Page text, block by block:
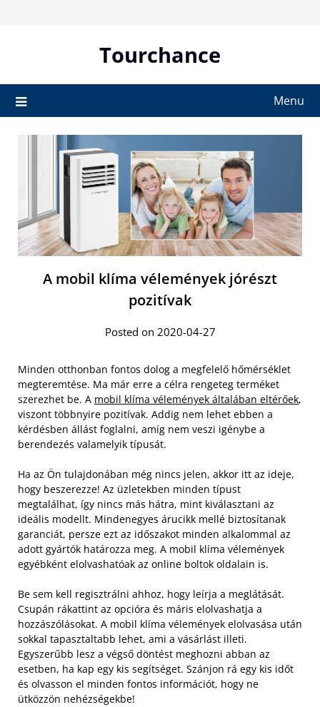
Tourchance
Menu
A mobil klíma vélemények jórészt
pozitívak
Posted on 2020-04-27
Minden otthonban fontos dolog a megfelelő hőmérséklet
megteremtése. Ma már erre a célra rengeteg terméket
szerezhet be. A mobil klíma vélemények általában eltérőek,
viszont többnyire pozitívak. Addig nem lehet ebben a
kérdésben állást foglalni, amíg nem veszi igénybe a
berendezés valamelyik típusát.
Ha az Ön tulajdonában még nincs jelen, akkor itt az ideje,
hogy beszerezze! Az üzletekben minden típust
megtalálhat, így nincs más hátra, mint kiválasztani az
ideális modellt. Mindenegyes árucikk mellé biztosítanak
garanciát, persze ezt az időszakot minden alkalommal az
adott gyártók határozza meg. A mobil klíma vélemények
egyébként elolvashatóak az online boltok oldalain is.
Be sem kell regisztrálni ahhoz, hogy leírja a meglátását.
Csupán rákattint az opcióra és máris elolvashatja a
hozzászólásokat. A mobil klíma vélemények elolvasása után
sokkal tapasztaltabb lehet, ami a vásárlást illeti.
Egyszerűbb lesz a végső döntést meghozni abban az
esetben, ha kap egy kis segítséget. Szánjon rá egy kis időt
és olvasson el minden fontos információt, hogy ne
ütközzön nehézségekbe!